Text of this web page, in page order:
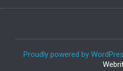
Proudly powered by